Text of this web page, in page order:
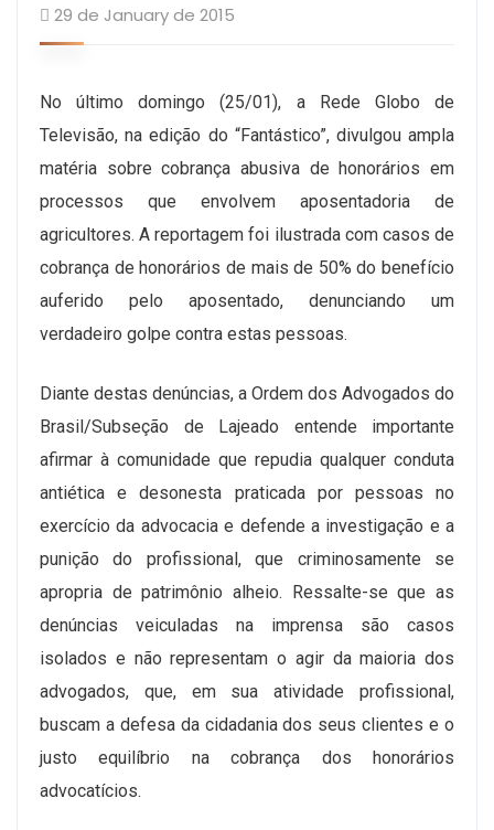
29 de January de 2015
No último domingo (25/01), a Rede Globo de
Televisão, na edição do “Fantástico”, divulgou ampla
matéria sobre cobrança abusiva de honorários em
processos que envolvem aposentadoria de
agricultores. A reportagem foi ilustrada com casos de
cobrança de honorários de mais de 50% do benefício
auferido pelo aposentado, denunciando um
verdadeiro golpe contra estas pessoas.
Diante destas denúncias, a Ordem dos Advogados do
Brasil/Subseção de Lajeado entende importante
afirmar à comunidade que repudia qualquer conduta
antiética e desonesta praticada por pessoas no
exercício da advocacia e defende a investigação e a
punição do profissional, que criminosamente se
apropria de patrimônio alheio. Ressalte-se que as
denúncias veiculadas na imprensa são casos
isolados e não representam o agir da maioria dos
advogados, que, em sua atividade profissional,
buscam a defesa da cidadania dos seus clientes e o
justo equilíbrio na cobrança dos honorários
advocatícios.